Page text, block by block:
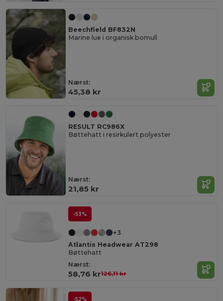
Beechfield BF832N
Marine lue i organisk bomull
Nærst:
45,38 kr
RESULT RC986X
Bøttehatt i resirkulert polyester
Nærst:
21,85 kr
-53%
+3
Atlantis Headwear AT298
Bøttehatt
Nærst:
58,76 kr126,11 kr
-52%